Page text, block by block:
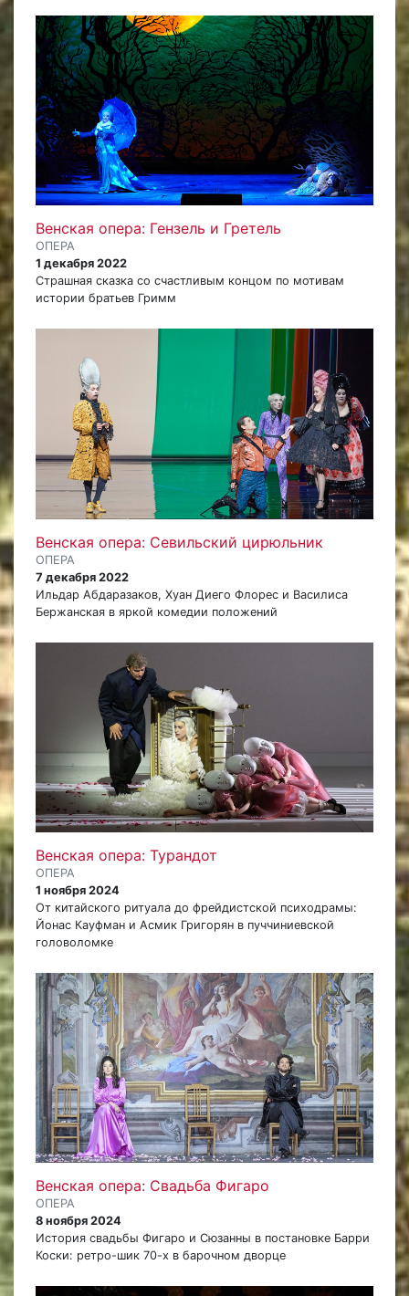
Венская опера: Гензель и Гретель
ОПЕРА
1 декабря 2022
Страшная сказка со счастливым концом по мотивам
истории братьев Гримм
Венская опера: Севильский цирюльник
ОПЕРА
7 декабря 2022
Ильдар Абдаразаков, Хуан Диего Флорес и Василиса
Бержанская в яркой комедии положений
Венская опера: Турандот
ОПЕРА
1 ноября 2024
От китайского ритуала до фрейдистской психодрамы:
Йонас Кауфман и Асмик Григорян в пуччиниевской
головоломке
Венская опера: Свадьба Фигаро
ОПЕРА
8 ноября 2024
История свадьбы Фигаро и Сюзанны в постановке Барри
Коски: ретро-шик 70-х в барочном дворце